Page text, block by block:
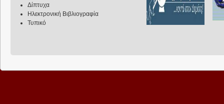
Δίπτυχα
Ηλεκτρονική Βιβλιογραφία
Τυπικό